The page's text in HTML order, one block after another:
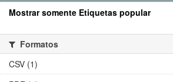
Mostrar somente Etiquetas popular
Formatos
CSV (1)